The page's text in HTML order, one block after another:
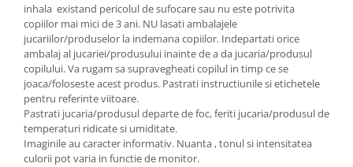
inhala existand pericolul de sufocare sau nu este potrivita
copiilor mai mici de 3 ani. NU lasati ambalajele
jucariilor/produselor la indemana copiilor. Indepartati orice
ambalaj al jucariei/produsului inainte de a da jucaria/produsul
copilului. Va rugam sa supravegheati copilul in timp ce se
joaca/foloseste acest produs. Pastrati instructiunile si etichetele
pentru referinte viitoare.
Pastrati jucaria/produsul departe de foc, feriti jucaria/produsul de
temperaturi ridicate si umiditate.
Imaginile au caracter informativ. Nuanta , tonul si intensitatea
culorii pot varia in functie de monitor.